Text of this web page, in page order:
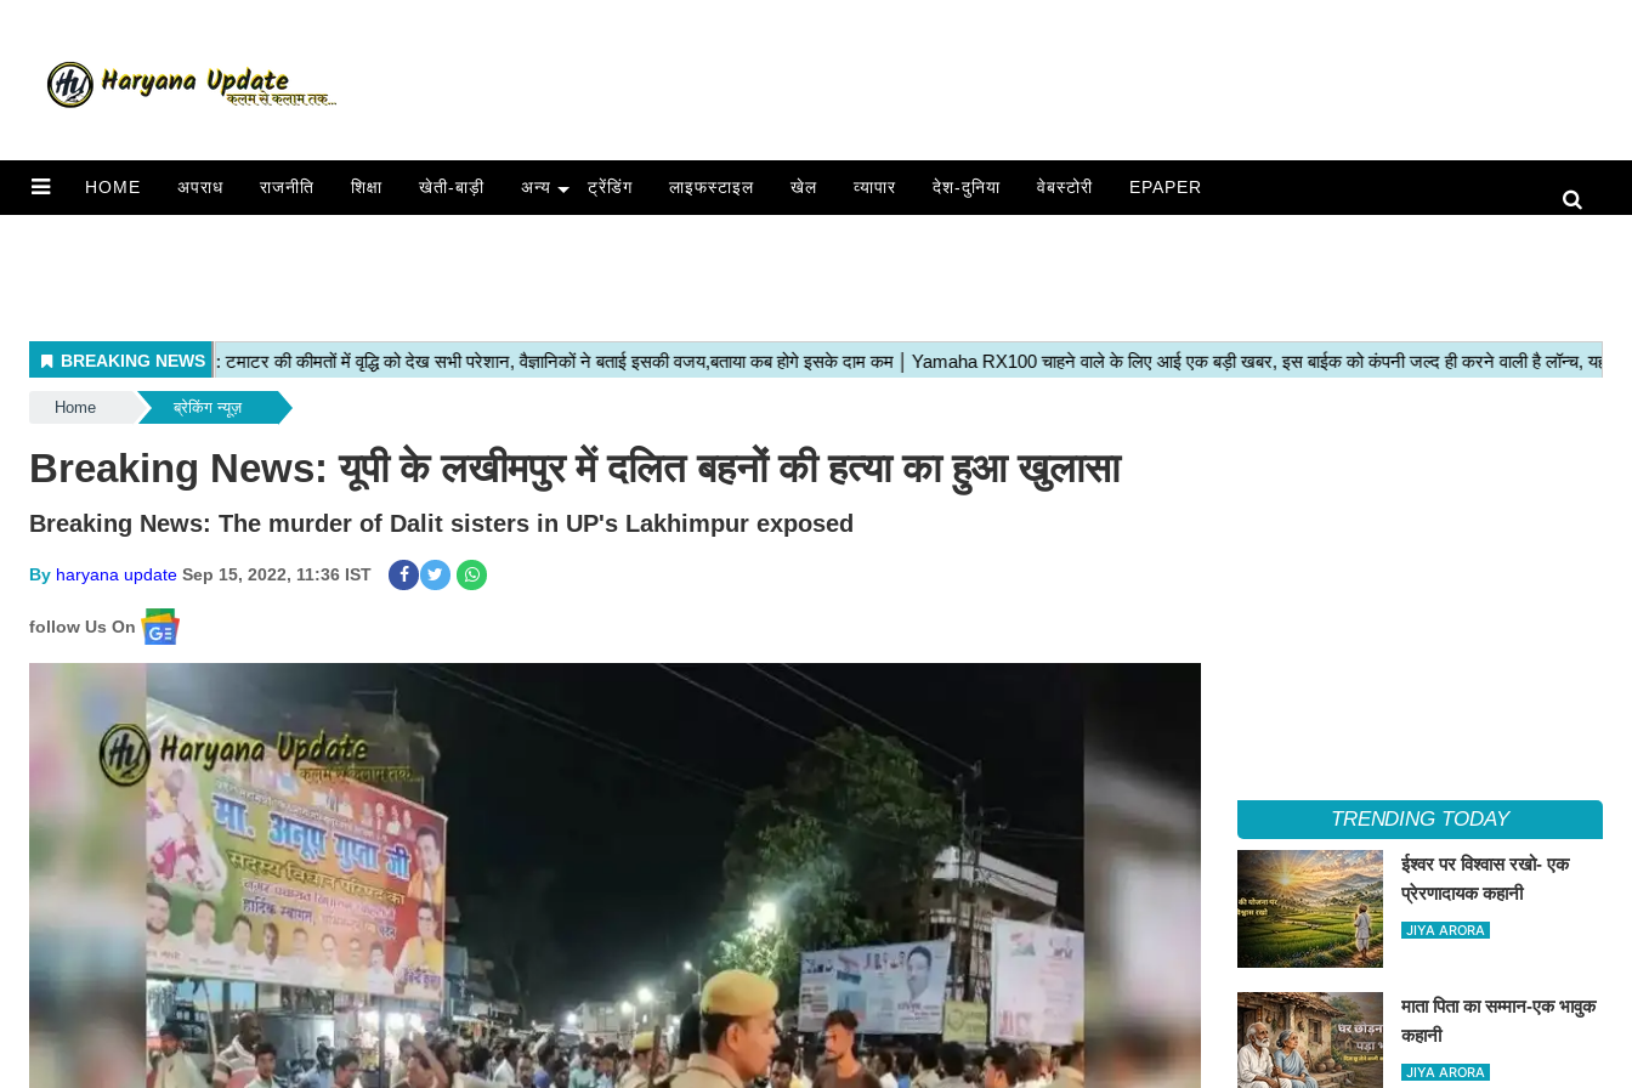
HOME अपराध राजनीति शिक्षा खेती-बाड़ी अन्य ट्रेंडिंग लाइफस्टाइल खेल व्यापार देश-दुनिया वेबस्टोरी EPAPER
Home ब्रेकिंग न्यूज़
Breaking News: यूपी के लखीमपुर में दलित बहनों की हत्या का हुआ खुलासा
Breaking News: The murder of Dalit sisters in UP's Lakhimpur exposed
By haryana update Sep 15, 2022, 11:36 IST
follow Us On
TRENDING TODAY
ईश्वर पर विश्वास रखो- एक
प्रेरणादायक कहानी
JIYA ARORA
माता पिता का सम्मान-एक भावुक
कहानी
JIYA ARORA